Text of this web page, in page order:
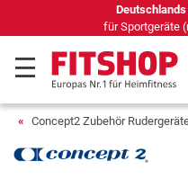
für Sportgeräte
Concept2 Zubehör